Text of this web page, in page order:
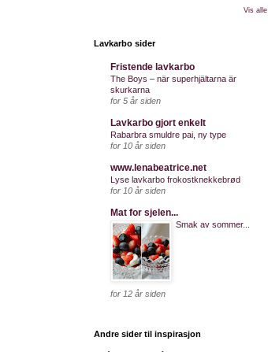
Vis alle
Lavkarbo sider
Fristende lavkarbo
The Boys – när superhjältarna är
skurkarna
for 5 år siden
Lavkarbo gjort enkelt
Rabarbra smuldre pai, ny type
for 10 år siden
www.lenabeatrice.net
Lyse lavkarbo frokostknekkebrød
for 10 år siden
Mat for sjelen...
Smak av sommer...
for 12 år siden
Andre sider til inspirasjon